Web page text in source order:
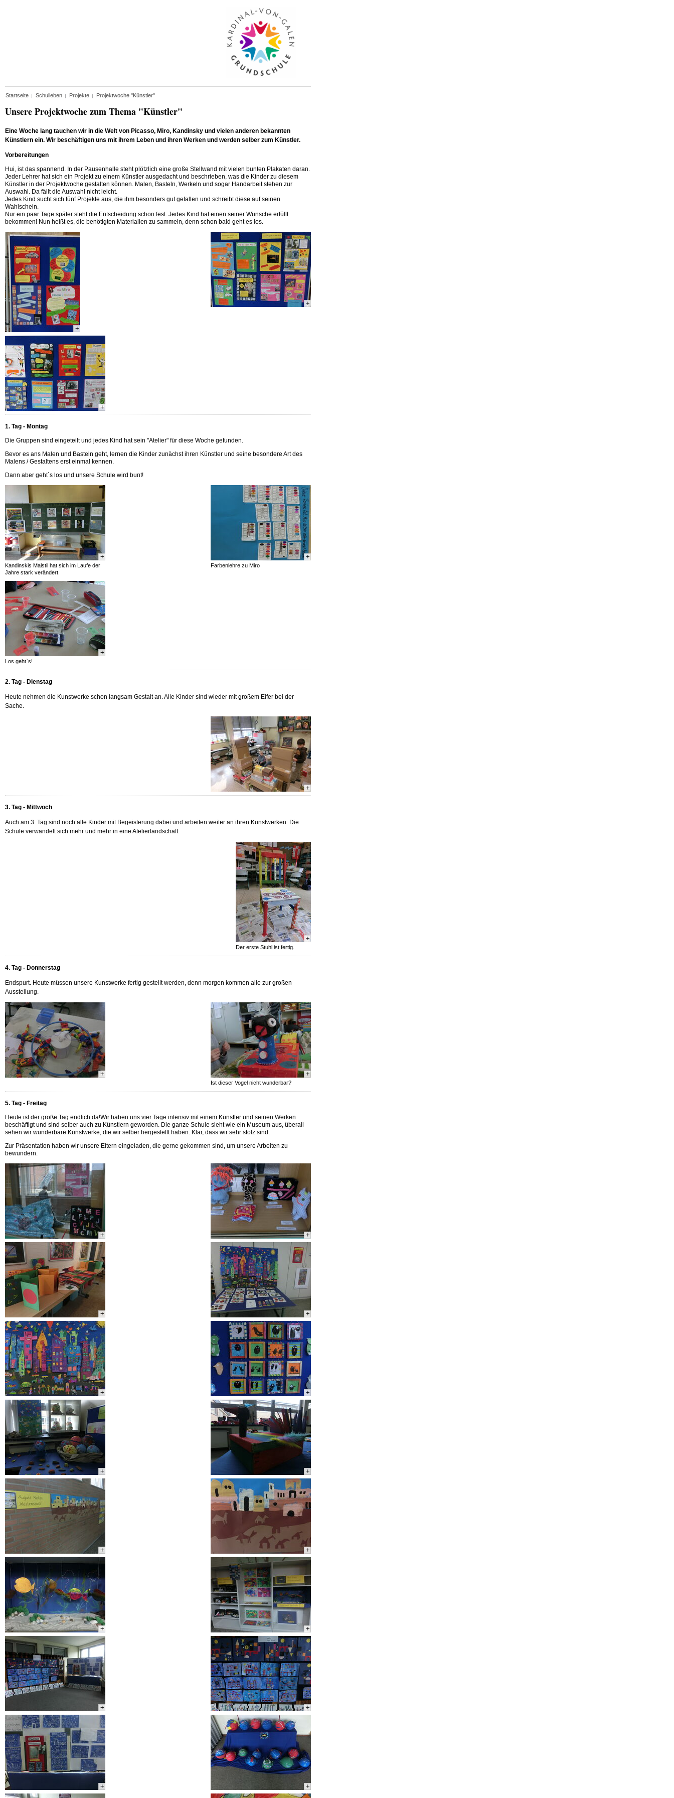
Startseite Schulleben Projekte Projektwoche "Künstler"
Unsere Projektwoche zum Thema "Künstler"
Eine Woche lang tauchen wir in die Welt von Picasso, Miro, Kandinsky und vielen anderen bekannten
Künstlern ein. Wir beschäftigen uns mit ihrem Leben und ihren Werken und werden selber zum Künstler.
Vorbereitungen
Hui, ist das spannend. In der Pausenhalle steht plötzlich eine große Stellwand mit vielen bunten Plakaten daran.
Jeder Lehrer hat sich ein Projekt zu einem Künstler ausgedacht und beschrieben, was die Kinder zu diesem
Künstler in der Projektwoche gestalten können. Malen, Basteln, Werkeln und sogar Handarbeit stehen zur
Auswahl. Da fällt die Auswahl nicht leicht.
Jedes Kind sucht sich fünf Projekte aus, die ihm besonders gut gefallen und schreibt diese auf seinen
Wahlschein.
Nur ein paar Tage später steht die Entscheidung schon fest. Jedes Kind hat einen seiner Wünsche erfüllt
bekommen! Nun heißt es, die benötigten Materialien zu sammeln, denn schon bald geht es los.
+
+
+
1. Tag - Montag
Die Gruppen sind eingeteilt und jedes Kind hat sein "Atelier" für diese Woche gefunden.
Bevor es ans Malen und Basteln geht, lernen die Kinder zunächst ihren Künstler und seine besondere Art des
Malens / Gestaltens erst einmal kennen.
Dann aber geht`s los und unsere Schule wird bunt!
+
Kandinskis Malstil hat sich im Laufe der
Jahre stark verändert.
+
Farbenlehre zu Miro
+
Los geht`s!
2. Tag - Dienstag
Heute nehmen die Kunstwerke schon langsam Gestalt an. Alle Kinder sind wieder mit großem Eifer bei der
Sache.
+
3. Tag - Mittwoch
Auch am 3. Tag sind noch alle Kinder mit Begeisterung dabei und arbeiten weiter an ihren Kunstwerken. Die
Schule verwandelt sich mehr und mehr in eine Atelierlandschaft.
+
Der erste Stuhl ist fertig.
4. Tag - Donnerstag
Endspurt. Heute müssen unsere Kunstwerke fertig gestellt werden, denn morgen kommen alle zur großen
Ausstellung.
+
Ist dieser Vogel nicht wunderbar?
+
5. Tag - Freitag
Heute ist der große Tag endlich da!Wir haben uns vier Tage intensiv mit einem Künstler und seinen Werken
beschäftigt und sind selber auch zu Künstlern geworden. Die ganze Schule sieht wie ein Museum aus, überall
sehen wir wunderbare Kunstwerke, die wir selber hergestellt haben. Klar, dass wir sehr stolz sind.
Zur Präsentation haben wir unsere Eltern eingeladen, die gerne gekommen sind, um unsere Arbeiten zu
bewundern.
+
+
+ +
+ +
+ +
+ +
+ +
+ +
+ +